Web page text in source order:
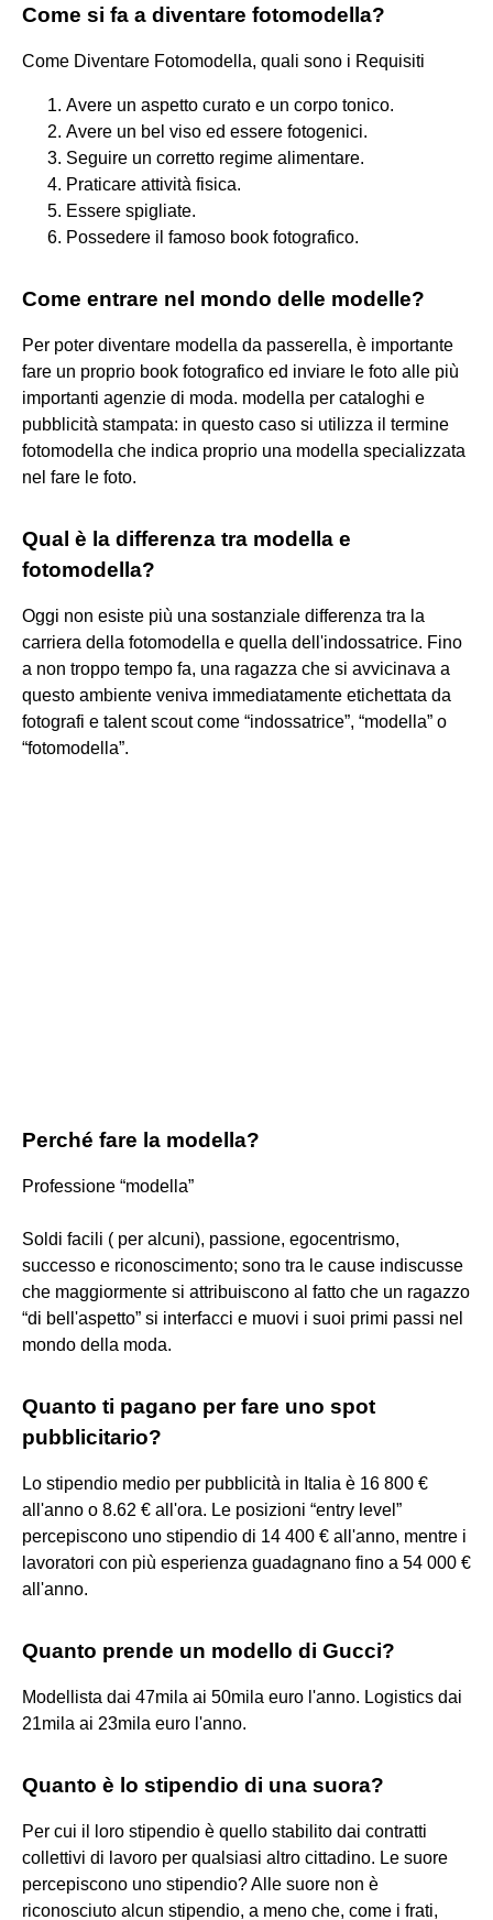
Come si fa a diventare fotomodella?
Come Diventare Fotomodella, quali sono i Requisiti
Avere un aspetto curato e un corpo tonico.
Avere un bel viso ed essere fotogenici.
Seguire un corretto regime alimentare.
Praticare attività fisica.
Essere spigliate.
Possedere il famoso book fotografico.
Come entrare nel mondo delle modelle?
Per poter diventare modella da passerella, è importante
fare un proprio book fotografico ed inviare le foto alle più
importanti agenzie di moda. modella per cataloghi e
pubblicità stampata: in questo caso si utilizza il termine
fotomodella che indica proprio una modella specializzata
nel fare le foto.
Qual è la differenza tra modella e
fotomodella?
Oggi non esiste più una sostanziale differenza tra la
carriera della fotomodella e quella dell'indossatrice. Fino
a non troppo tempo fa, una ragazza che si avvicinava a
questo ambiente veniva immediatamente etichettata da
fotografi e talent scout come “indossatrice”, “modella” o
“fotomodella”.
Perché fare la modella?
Professione “modella”
Soldi facili ( per alcuni), passione, egocentrismo,
successo e riconoscimento; sono tra le cause indiscusse
che maggiormente si attribuiscono al fatto che un ragazzo
“di bell'aspetto” si interfacci e muovi i suoi primi passi nel
mondo della moda.
Quanto ti pagano per fare uno spot
pubblicitario?
Lo stipendio medio per pubblicità in Italia è 16 800 €
all'anno o 8.62 € all'ora. Le posizioni “entry level”
percepiscono uno stipendio di 14 400 € all'anno, mentre i
lavoratori con più esperienza guadagnano fino a 54 000 €
all'anno.
Quanto prende un modello di Gucci?
Modellista dai 47mila ai 50mila euro l'anno. Logistics dai
21mila ai 23mila euro l'anno.
Quanto è lo stipendio di una suora?
Per cui il loro stipendio è quello stabilito dai contratti
collettivi di lavoro per qualsiasi altro cittadino. Le suore
percepiscono uno stipendio? Alle suore non è
riconosciuto alcun stipendio, a meno che, come i frati,